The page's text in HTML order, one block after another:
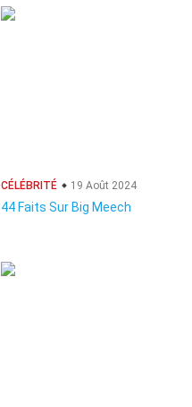
CÉLÉBRITÉ 19 Août 2024
44 Faits Sur Big Meech